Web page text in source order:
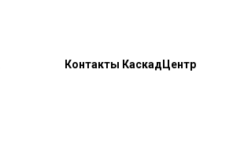
Контакты КаскадЦентр